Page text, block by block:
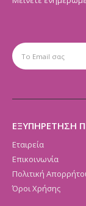
ΕΞΥΠΗΡΕΤΗΣΗ
Εταιρεία
Επικοινωνία
Πολιτική
Όροι Χρήσης